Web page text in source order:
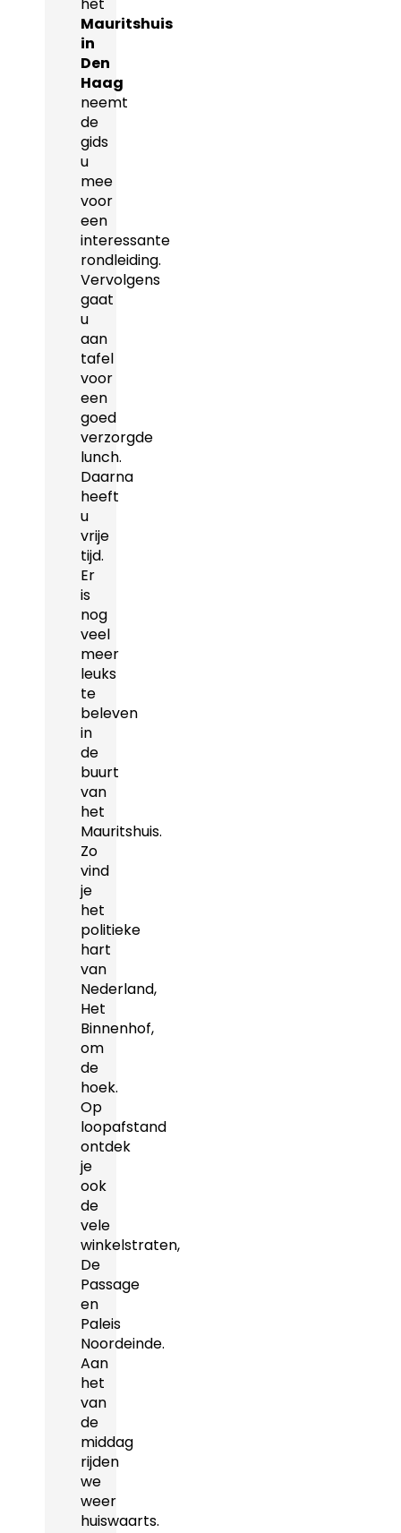
het
Mauritshuis
in
Den
Haag
neemt
de
gids
u
mee
voor
een
interessante
rondleiding.
Vervolgens
gaat
u
aan
tafel
voor
een
goed
verzorgde
lunch.
Daarna
heeft
u
vrije
tijd.
Er
is
nog
veel
meer
leuks
te
beleven
in
de
buurt
van
het
Mauritshuis.
Zo
vind
je
het
politieke
hart
van
Nederland,
Het
Binnenhof,
om
de
hoek.
Op
loopafstand
ontdek
je
ook
de
vele
winkelstraten,
De
Passage
en
Paleis
Noordeinde.
Aan
het
van
de
middag
rijden
we
weer
huiswaarts.